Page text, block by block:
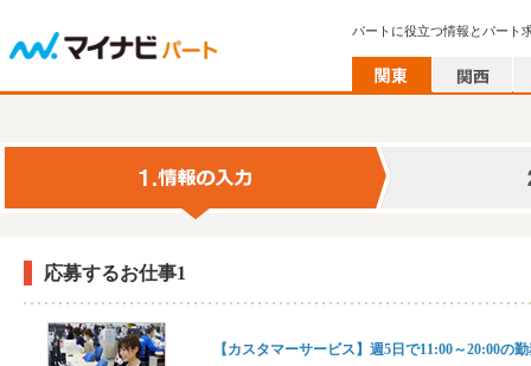
パートに役立つ情報とパート
応募するお仕事1
【カスタマーサービス】週5日で11:00～20:00の